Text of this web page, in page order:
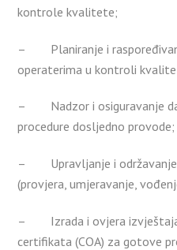
kontrole kvalitete;
– Planiranje i
operaterima u kontroli
– Nadzor i osiguravanje
procedure dosljedno provode;
– Upravljanje i održavanje
(provjera, umjeravanje,
– Izrada i ovjera
certifikata (COA) za gotove